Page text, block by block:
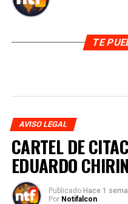
TE
AVISO LEGAL
CARTEL DE
EDUARDO
Publicado Hace 1
Por Notifalcon